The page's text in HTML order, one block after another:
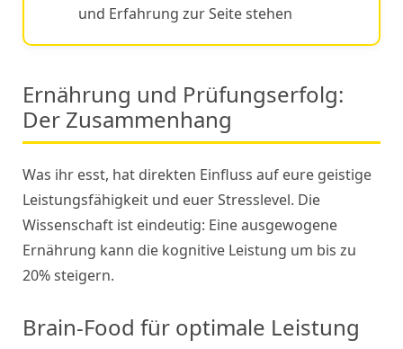
und Erfahrung zur Seite stehen
Ernährung und Prüfungserfolg:
Der Zusammenhang
Was ihr esst, hat direkten Einfluss auf eure geistige
Leistungsfähigkeit und euer Stresslevel. Die
Wissenschaft ist eindeutig: Eine ausgewogene
Ernährung kann die kognitive Leistung um bis zu
20% steigern.
Brain-Food für optimale Leistung